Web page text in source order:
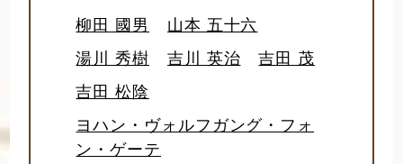
柳田 國男
山本 五十六
湯川 秀樹
吉川 英治
吉田 茂
吉田 松陰
ヨハン・ヴォルフガング・フォ
ン・ゲーテ